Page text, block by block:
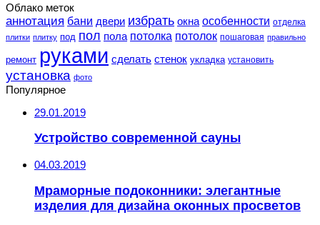
Облако меток
аннотация бани двери избрать окна особенности отделка
плитки плитку под пол пола потолка потолок пошаговая правильно
ремонт руками сделать стенок укладка установить
установка фото
Популярное
29.01.2019
Устройство современной сауны
04.03.2019
Мраморные подоконники: элегантные
изделия для дизайна оконных просветов